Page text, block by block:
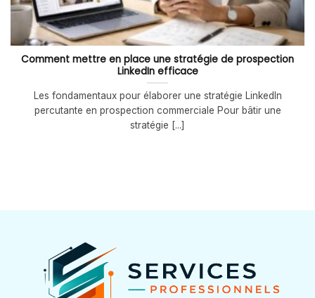
Comment mettre en place une stratégie de prospection
LinkedIn efficace
Les fondamentaux pour élaborer une stratégie LinkedIn
percutante en prospection commerciale Pour bâtir une
stratégie [...]